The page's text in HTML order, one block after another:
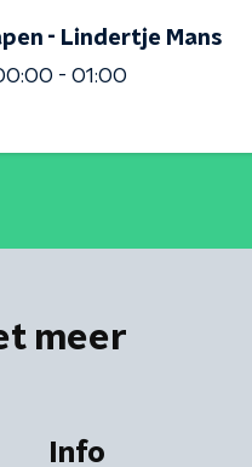
- Lindertje Mans
- 01:00
meer
Info